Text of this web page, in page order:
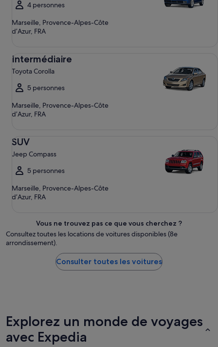
4 personnes
Marseille, Provence-Alpes-Côte
d’Azur, FRA
Intermédiaire
Toyota Corolla
5 personnes
Marseille, Provence-Alpes-Côte
d’Azur, FRA
SUV
Jeep Compass
5 personnes
Marseille, Provence-Alpes-Côte
d’Azur, FRA
Vous ne trouvez pas ce que vous cherchez ?
Consultez toutes les locations de voitures disponibles (8e
arrondissement).
Consulter toutes les voitures
Explorez un monde de voyages
avec Expedia